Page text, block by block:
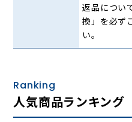
返品につい
換」を必ず
い。
Ranking
人気商品ランキング